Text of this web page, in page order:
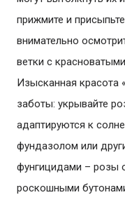
прижмите и
внимательно
ветки с
Изысканная красота
заботы: укрывайте
адаптируются к
фундазолом или
фунгицидами – розы
роскошными